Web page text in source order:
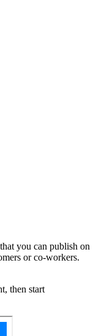
you can publish on
or co-workers.
then start